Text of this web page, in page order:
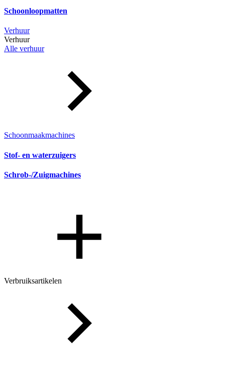
Schoonloopmatten
Verhuur
Verhuur
Alle verhuur
Schoonmaakmachines
Stof- en waterzuigers
Schrob-/Zuigmachines
Verbruiksartikelen